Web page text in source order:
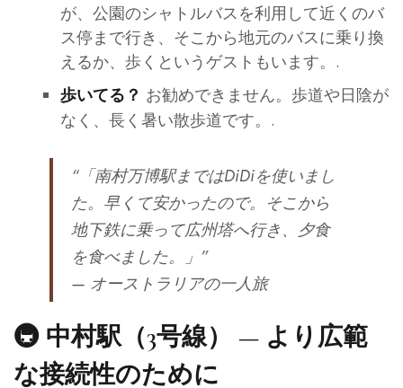
が、公園のシャトルバスを利用して近くのバ
ス停まで行き、そこから地元のバスに乗り換
えるか、歩くというゲストもいます。.
歩いてる？ お勧めできません。歩道や日陰が
なく、長く暑い散歩道です。.
“「南村万博駅まではDiDiを使いまし
た。早くて安かったので。そこから
地下鉄に乗って広州塔へ行き、夕食
を食べました。」”
— オーストラリアの一人旅
🚇 中村駅（3号線） — より広範
な接続性のために